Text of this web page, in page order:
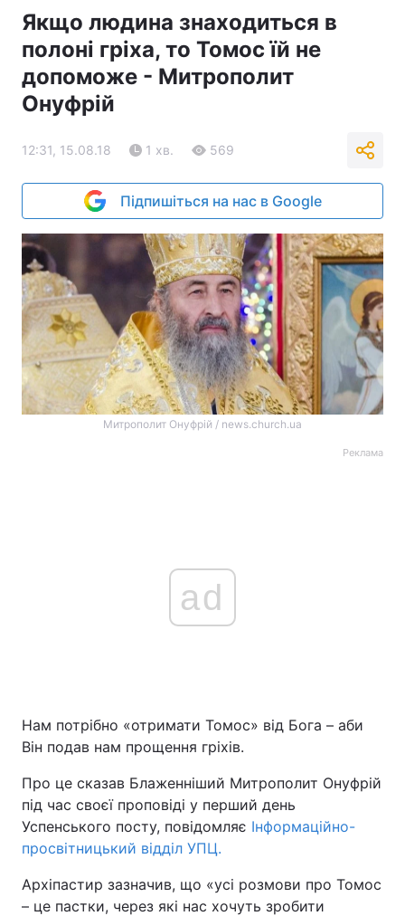
Якщо людина знаходиться в
полоні гріха, то Томос їй не
допоможе - Митрополит
Онуфрій
12:31, 15.08.18 1 хв. 569
Підпишіться на нас в Google
Митрополит Онуфрій / news.church.ua
Реклама
ad
Нам потрібно «отримати Томос» від Бога – аби
Він подав нам прощення гріхів.
Про це сказав Блаженніший Митрополит Онуфрій
під час своєї проповіді у перший день
Успенського посту, повідомляє Інформаційно-
просвітницький відділ УПЦ.
Архіпастир зазначив, що «усі розмови про Томос
– це пастки, через які нас хочуть зробити